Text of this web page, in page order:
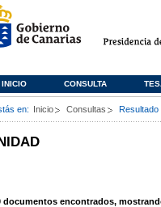
INICIO CONSULTA
en: Inicio Consultas Resultado
documentos encontrados,